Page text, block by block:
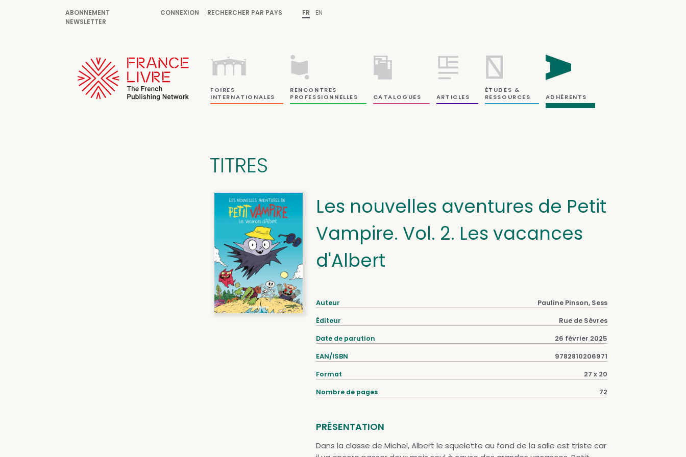
ABONNEMENT
NEWSLETTER
CONNEXION RECHERCHER PAR PAYS FR EN
FOIRES
INTERNATIONALES
RENCONTRES
PROFESSIONNELLES
CATALOGUES ARTICLES
ÉTUDES &
RESSOURCES
ADHÉRENTS
TITRES
Les nouvelles aventures de Petit
Vampire. Vol. 2. Les vacances
d'Albert
Auteur Pauline Pinson, Sess
Éditeur Rue de Sèvres
Date de parution 26 février 2025
EAN/ISBN 9782810206971
Format 27 x 20
Nombre de pages 72
PRÉSENTATION
Dans la classe de Michel, Albert le squelette au fond de la salle est triste car